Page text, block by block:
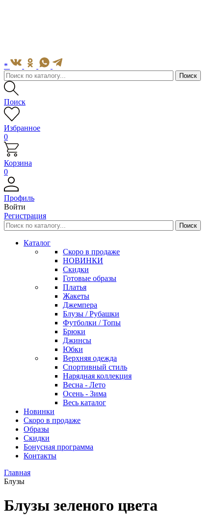
*
Поиск
Избранное
0
Корзина
0
Профиль
Войти
Регистрация
Каталог
Скоро в продаже
НОВИНКИ
Скидки
Готовые образы
Платья
Жакеты
Джемпера
Блузы / Рубашки
Футболки / Топы
Брюки
Джинсы
Юбки
Верхняя одежда
Спортивный стиль
Нарядная коллекция
Весна - Лето
Осень - Зима
Весь каталог
Новинки
Скоро в продаже
Образы
Скидки
Бонусная программа
Контакты
Главная
Блузы
Блузы зеленого цвета